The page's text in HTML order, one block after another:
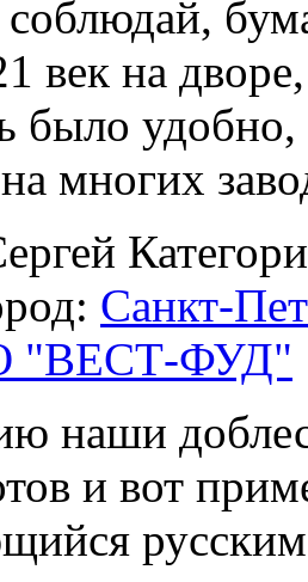
соблюдай,
век на
было
многих
Санкт-
"ВЕСТ-ФУД"
наши
и вот